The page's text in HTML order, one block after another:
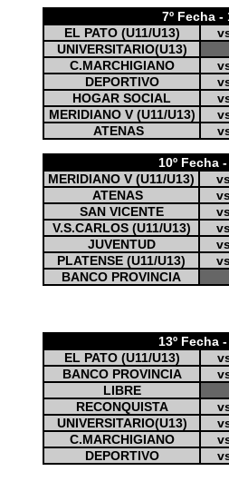
7º Fecha -
EL PATO (U11/U13)
UNIVERSITARIO(U13)
C.MARCHIGIANO
DEPORTIVO
HOGAR SOCIAL
MERIDIANO V (U11/U13)
ATENAS
10º Fecha
MERIDIANO V (U11/U13)
vs
ATENAS
vs
SAN VICENTE
vs
V.S.CARLOS (U11/U13)
vs
JUVENTUD
vs
PLATENSE (U11/U13)
vs
BANCO PROVINCIA
13º Fecha
EL PATO (U11/U13)
BANCO PROVINCIA
LIBRE
RECONQUISTA
UNIVERSITARIO(U13)
C.MARCHIGIANO
DEPORTIVO